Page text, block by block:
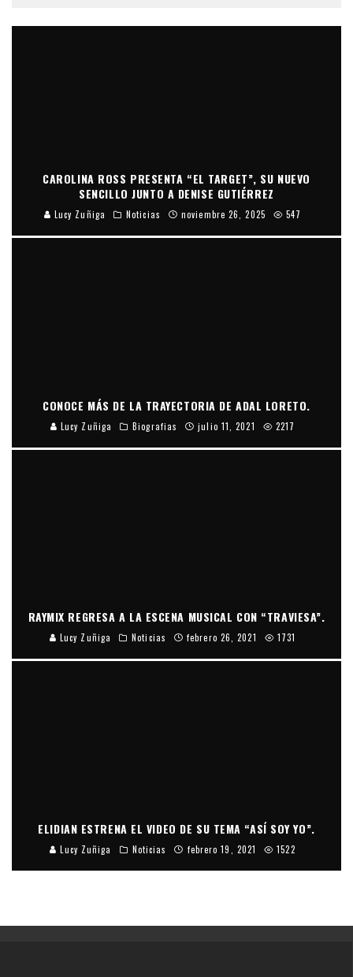
CAROLINA ROSS PRESENTA “EL TARGET”, SU NUEVO
SENCILLO JUNTO A DENISE GUTIÉRREZ
Lucy Zuñiga Noticias noviembre 26, 2025 547
CONOCE MÁS DE LA TRAYECTORIA DE ADAL LORETO.
Lucy Zuñiga Biografias julio 11, 2021 2217
RAYMIX REGRESA A LA ESCENA MUSICAL CON “TRAVIESA”.
Lucy Zuñiga Noticias febrero 26, 2021 1731
ELIDIAN ESTRENA EL VIDEO DE SU TEMA “ASÍ SOY YO”.
Lucy Zuñiga Noticias febrero 19, 2021 1522